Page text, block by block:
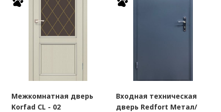
Межкомнатная дверь
Korfad CL - 02
Входная техническая
дверь Redfort Метал/